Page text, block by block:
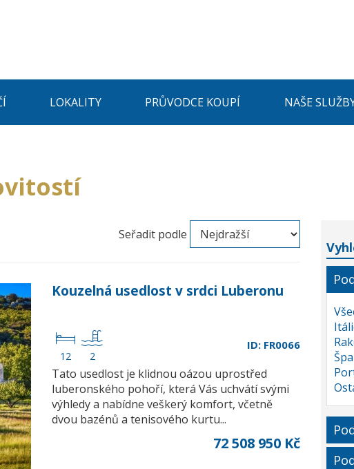
LOKALITY PRŮVODCE KOUPÍ NAŠE
Seřadit podle
Kouzelná usedlost v srdci Luberonu
12 2
ID: FR0066
Tato usedlost je klidnou oázou uprostřed
luberonského pohoří, která Vás uchvátí svými
výhledy a nabídne veškerý komfort, včetně
dvou bazénů a tenisového kurtu...
72 508 950 Kč